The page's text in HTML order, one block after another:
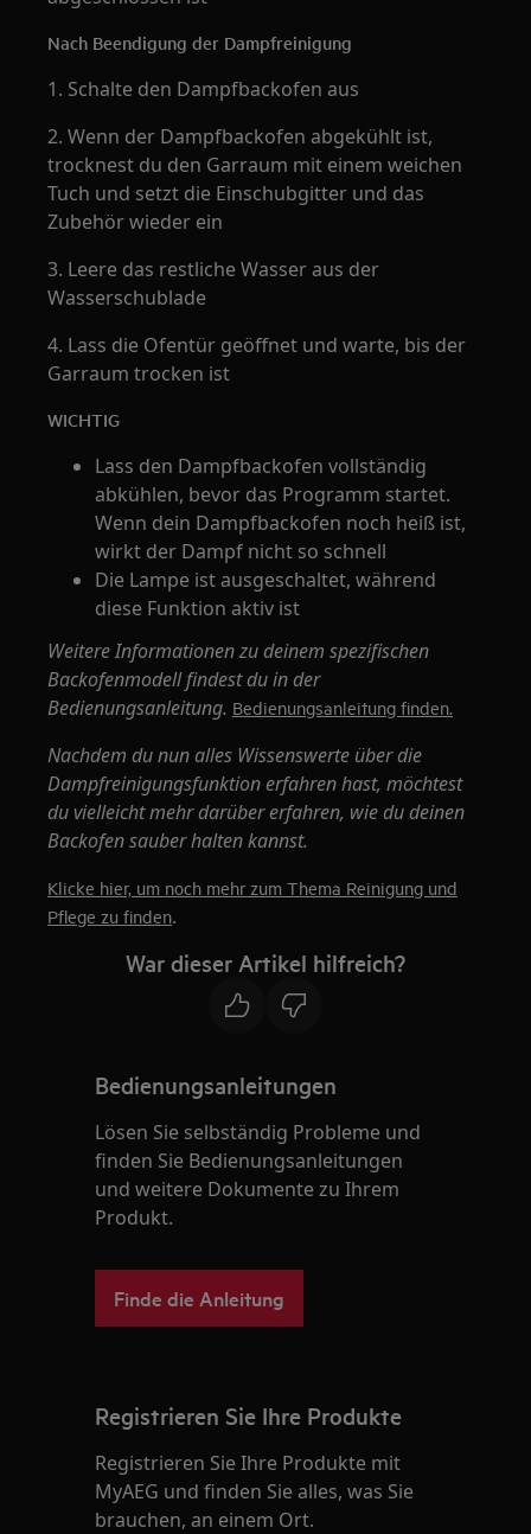
Nach Beendigung der Dampfreinigung
1. Schalte den Dampfbackofen aus
2. Wenn der Dampfbackofen abgekühlt ist,
trocknest du den Garraum mit einem weichen
Tuch und setzt die Einschubgitter und das
Zubehör wieder ein
3. Leere das restliche Wasser aus der
Wasserschublade
4. Lass die Ofentür geöffnet und warte, bis der
Garraum trocken ist
WICHTIG
Lass den Dampfbackofen vollständig
abkühlen, bevor das Programm startet.
Wenn dein Dampfbackofen noch heiß ist,
wirkt der Dampf nicht so schnell
Die Lampe ist ausgeschaltet, während
diese Funktion aktiv ist
Weitere Informationen zu deinem spezifischen
Backofenmodell findest du in der
Bedienungsanleitung. Bedienungsanleitung finden.
Nachdem du nun alles Wissenswerte über die
Dampfreinigungsfunktion erfahren hast, möchtest
du vielleicht mehr darüber erfahren, wie du deinen
Backofen sauber halten kannst.
Klicke hier, um noch mehr zum Thema Reinigung und
Pflege zu finden.
War dieser Artikel hilfreich?
Bedienungsanleitungen
Lösen Sie selbständig Probleme und
finden Sie Bedienungsanleitungen
und weitere Dokumente zu Ihrem
Produkt.
Finde die Anleitung
Registrieren Sie Ihre Produkte
Registrieren Sie Ihre Produkte mit
MyAEG und finden Sie alles, was Sie
brauchen, an einem Ort.